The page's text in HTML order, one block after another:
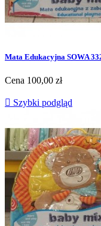
Mata Edukacyjna SOWA
Cena 100,00 zł
 Szybki podgląd